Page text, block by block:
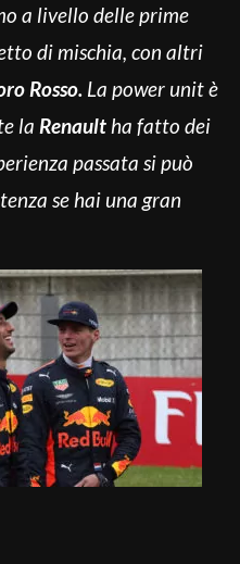
a livello delle prime
di mischia, con altri
Rosso. La power unit è
la Renault ha fatto dei
passata si può
se hai una gran